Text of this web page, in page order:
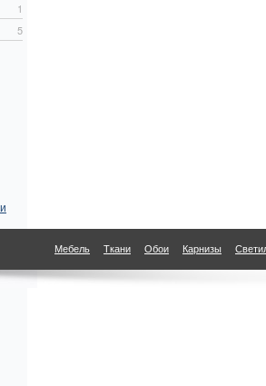
1
5
Мебель Ткани Обои Карнизы